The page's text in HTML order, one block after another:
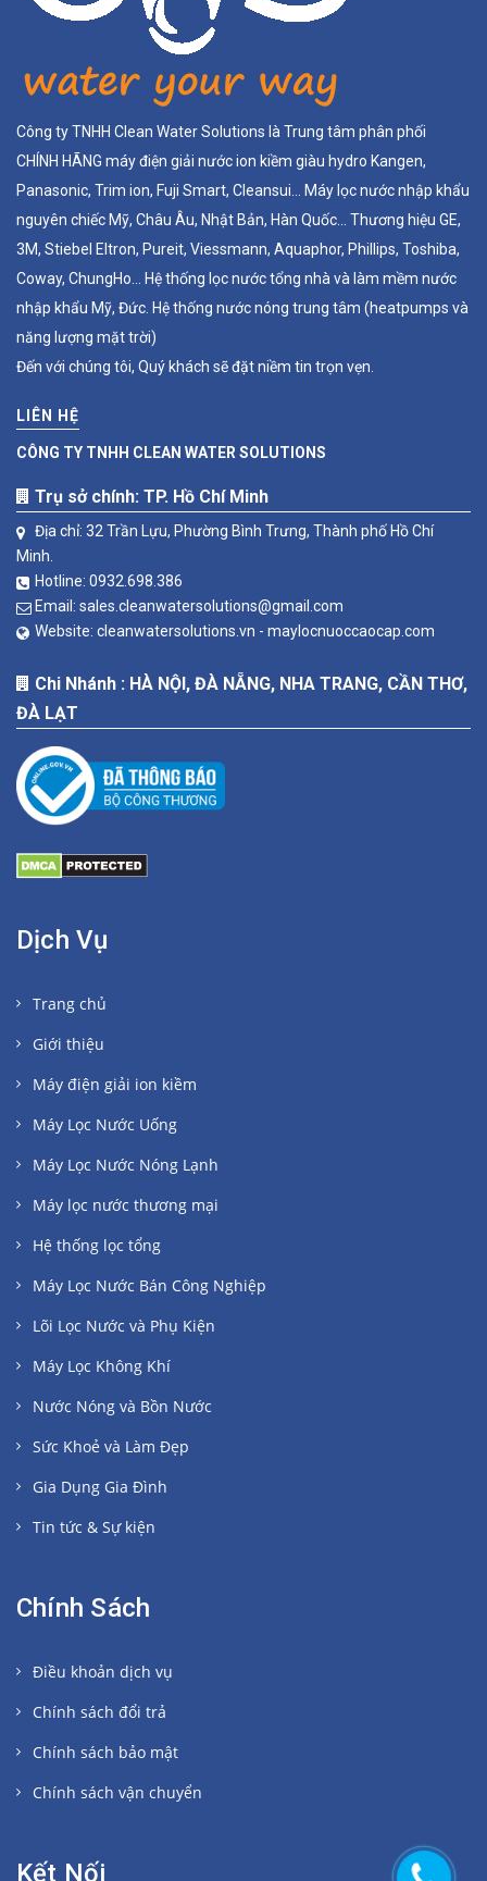
Công ty TNHH Clean Water Solutions là Trung tâm phân phối
CHÍNH HÃNG máy điện giải nước ion kiềm giàu hydro Kangen,
Panasonic, Trim ion, Fuji Smart, Cleansui... Máy lọc nước nhập khẩu
nguyên chiếc Mỹ, Châu Âu, Nhật Bản, Hàn Quốc... Thương hiệu GE,
3M, Stiebel Eltron, Pureit, Viessmann, Aquaphor, Phillips, Toshiba,
Coway, ChungHo... Hệ thống lọc nước tổng nhà và làm mềm nước
nhập khẩu Mỹ, Đức. Hệ thống nước nóng trung tâm (heatpumps và
năng lượng mặt trời)
Đến với chúng tôi, Quý khách sẽ đặt niềm tin trọn vẹn.
LIÊN HỆ
CÔNG TY TNHH CLEAN WATER SOLUTIONS
Trụ sở chính: TP. Hồ Chí Minh
Địa chỉ: 32 Trần Lựu, Phường Bình Trưng, Thành phố Hồ Chí
Minh.
Hotline: 0932.698.386
Email: sales.cleanwatersolutions@gmail.com
Website: cleanwatersolutions.vn - maylocnuoccaocap.com
Chi Nhánh : HÀ NỘI, ĐÀ NẴNG, NHA TRANG, CẦN THƠ,
ĐÀ LẠT
Dịch Vụ
Trang chủ
Giới thiệu
Máy điện giải ion kiềm
Máy Lọc Nước Uống
Máy Lọc Nước Nóng Lạnh
Máy lọc nước thương mại
Hệ thống lọc tổng
Máy Lọc Nước Bán Công Nghiệp
Lõi Lọc Nước và Phụ Kiện
Máy Lọc Không Khí
Nước Nóng và Bồn Nước
Sức Khoẻ và Làm Đẹp
Gia Dụng Gia Đình
Tin tức & Sự kiện
Chính Sách
Điều khoản dịch vụ
Chính sách đổi trả
Chính sách bảo mật
Chính sách vận chuyển
Kết Nối